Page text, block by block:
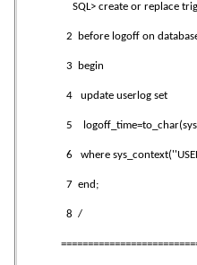
SQL> create or replace
2 before logoff on
3 begin
4 update userlog set
5
6 where
7 end;
8 /